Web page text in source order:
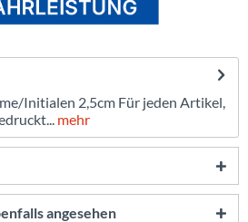
Initialen 2,5cm Für jeden Artikel,
mehr
angesehen